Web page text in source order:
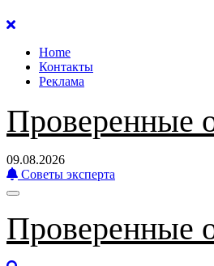
Перейти
содержанию
Home
Контакты
Реклама
Проверенные
09.08.2026
Советы эксперта
Проверенные